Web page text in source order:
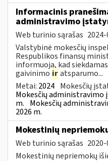
Informacinis
administravimo
Web turinio sąrašas
Valstybinė mokesčių
Respublikos finansų
informuoja, kad
gaivinimo iratsparumo...
Metai: 2024 Mokesčių
Mokesčių
m. Mokesčių
2026 m.
Mokestinių
Web turinio sąrašas
Mokestinių nepriemokų